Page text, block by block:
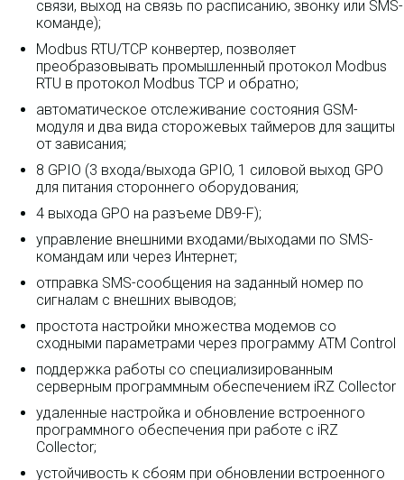
связи, выход на связь по расписанию, звонку или SMS-
команде);
Modbus RTU/TCP конвертер, позволяет
преобразовывать промышленный протокол Modbus
RTU в протокол Modbus TCP и обратно;
автоматическое отслеживание состояния GSM-
модуля и два вида сторожевых таймеров для защиты
от зависания;
8 GPIO (3 входа/выхода GPIO, 1 силовой выход GPO
для питания стороннего оборудования;
4 выхода GPO на разъеме DB9-F);
управление внешними входами/выходами по SMS-
командам или через Интернет;
отправка SMS-сообщения на заданный номер по
сигналам с внешних выводов;
простота настройки множества модемов со
сходными параметрами через программу ATM Control
поддержка работы со специализированным
серверным программным обеспечением iRZ Collector
удаленные настройка и обновление встроенного
программного обеспечения при работе с iRZ
Collector;
устойчивость к сбоям при обновлении встроенного